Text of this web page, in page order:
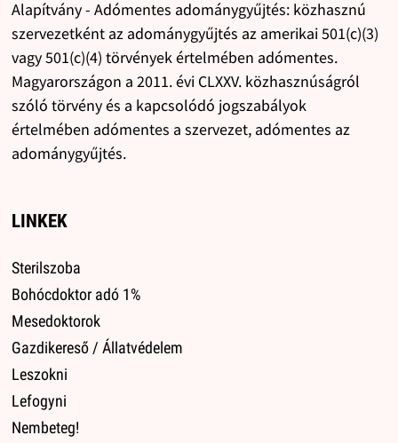
Alapítvány - Adómentes adománygyűjtés: közhasznú
szervezetként az adománygyűjtés az amerikai 501(c)(3)
vagy 501(c)(4) törvények értelmében adómentes.
Magyarországon a 2011. évi CLXXV. közhasznúságról
szóló törvény és a kapcsolódó jogszabályok
értelmében adómentes a szervezet, adómentes az
adománygyűjtés.
LINKEK
Sterilszoba
Bohócdoktor adó 1%
Mesedoktorok
Gazdikereső / Állatvédelem
Leszokni
Lefogyni
Nembeteg!